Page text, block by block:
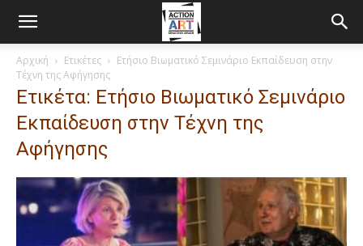
Αρχική Ετικέτες
Ετήσιο Βιωματικό Σεμινάριο Εκπαίδευση στην
Τέχνη της Αφήγησης
Ετικέτα: Ετήσιο Βιωματικό Σεμινάριο
Εκπαίδευση στην Τέχνη της
Αφήγησης